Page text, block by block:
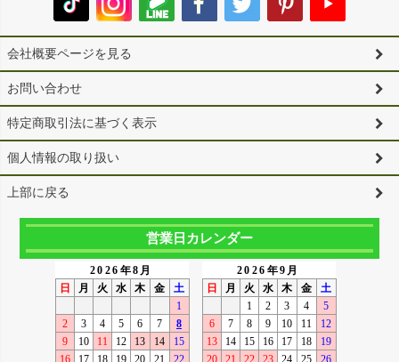
会社概要ページを見る
お問い合わせ
特定商取引法に基づく表示
個人情報の取り扱い
上部に戻る
営業日カレンダー